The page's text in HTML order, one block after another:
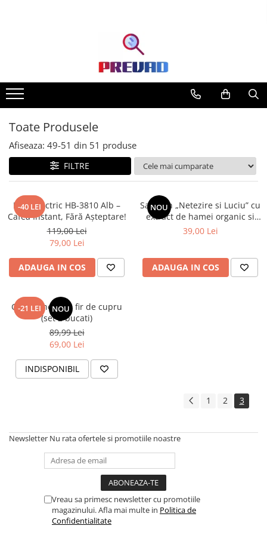
Produse cu transport gratuit –
livrare rapidă și fără costuri
Casa & Gradina
Home & Deco
Produse Cosmetice
Toate Produsele
Afiseaza: 49-51 din 51 produse
FILTRE
-40 LEI
Ibric Electric HB-3810 Alb –
Cafea Instant, Fără Așteptare!
119,00 Lei
79,00 Lei
ADAUGA IN COS
NOU
Sampon „Netezire si Luciu” cu
extract de hamei organic si
proteine de grâu, 1000 ml
39,00 Lei
ADAUGA IN COS
-21 LEI NOU
Genunchera cu fir de cupru
(set 2 bucati)
89,99 Lei
69,00 Lei
INDISPONIBIL
1 2 3
Newsletter Nu rata ofertele si promotiile noastre
Vreau sa primesc newsletter cu promotiile
magazinului. Afla mai multe in Politica de
Confidentialitate